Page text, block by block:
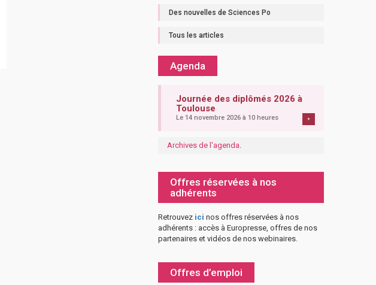
Des nouvelles de Sciences Po
Tous les articles
Agenda
Journée des diplômés 2026 à
Toulouse
Le 14 novembre 2026 à 10 heures +
Archives de l'agenda.
Offres réservées à nos
adhérents
Retrouvez ici nos offres réservées à nos
adhérents : accès à Europresse, offres de nos
partenaires et vidéos de nos webinaires.
Offres d’emploi